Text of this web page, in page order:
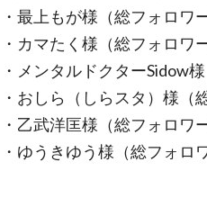
・最上もが様（総フォロワ
・カマたく様（総フォロワ
・メンタルドクターSidow
・おしら（しらスタ）様（
・乙武洋匡様（総フォロワ
・ゆうきゆう様（総フォロ